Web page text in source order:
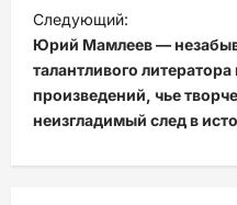
и
г
а
ц
Следующий:
Юрий Мамлеев —
талантливого
произведений, чье
неизгладимый след в